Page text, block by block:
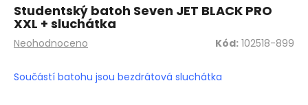
Průměrné
je
Neohodnoceno
Studentský batoh Seven JET BLACK PRO
XXL + sluchátka
Kód: 102518-899
Součástí batohu jsou bezdrátová sluchátka
HLEDAT
o